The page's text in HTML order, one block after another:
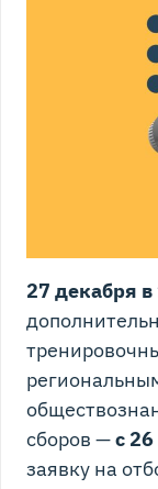
27 декабря
сборов —с
заявку на